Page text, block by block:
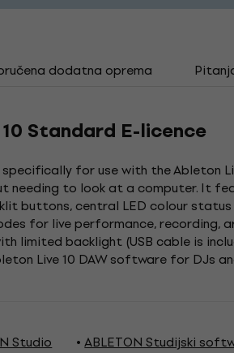
dodatna oprema
10 Standard E-licence
for use with the Ableton
needing to look at a computer. It
buttons, central LED colour
for live performance,
limited backlight (USB cable is
Live 10 DAW software for DJs
Studio ABLETON Studijski